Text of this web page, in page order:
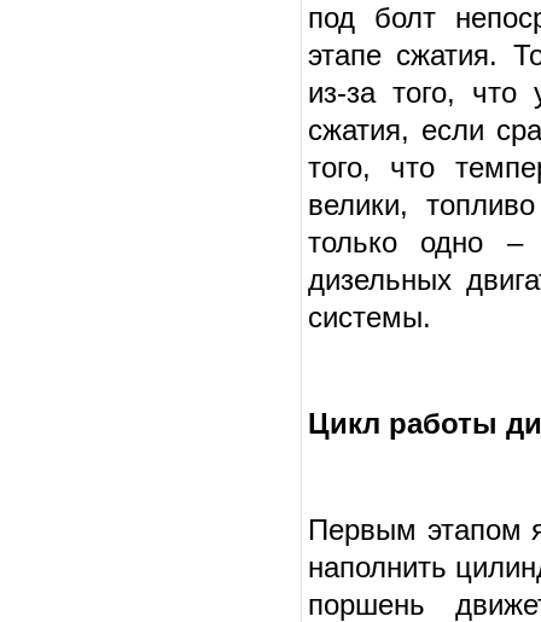
под болт
этапе сжатия.
из-за того, что
сжатия, если
того, что
велики,
только одно –
дизельных
системы.
Цикл работы
Первым этапом
наполнить
поршень